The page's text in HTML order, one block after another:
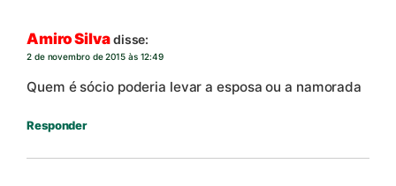
Amiro Silvadisse:
2 de novembro de 2015 às 12:49
Quem é sócio poderia levar a esposa ou a namorada
Responder